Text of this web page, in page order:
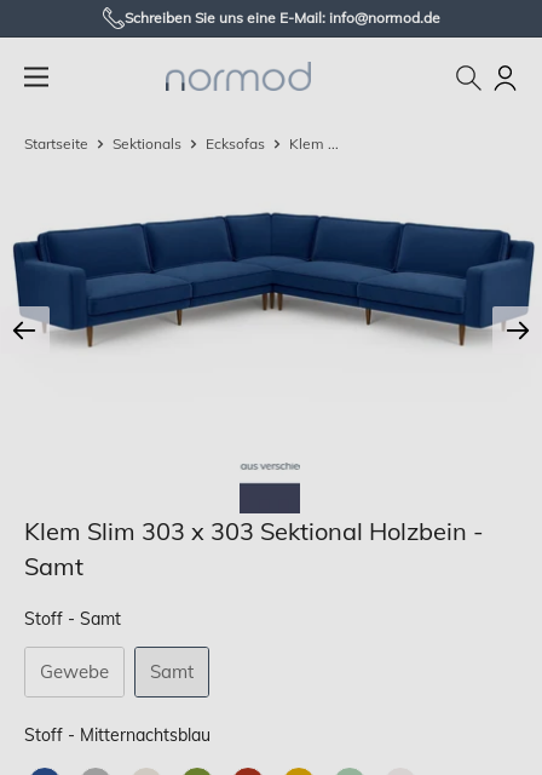
springen
Schreiben Sie uns eine E-Mail: info@normod.de
Normod
Startseite Sektionals Ecksofas Klem ...
Klem Slim 303 x 303 Sektional Holzbein -
Samt
Stoff - SamtStoff
Gewebe Samt
Stoff
Stoff - Mitternachtsblau